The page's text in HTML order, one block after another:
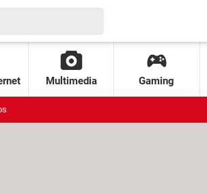
Multimedia Gaming